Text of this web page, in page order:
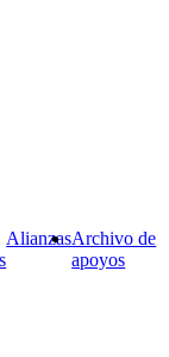
AlianzasArchivo de
apoyos